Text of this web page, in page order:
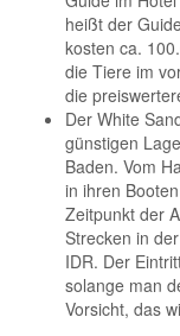
heißt der
kosten ca.
die Tiere im
die
Der White
günstigen
Baden. Vom
in ihren
Zeitpunkt der
Strecken in
IDR. Der
solange man
Vorsicht, das